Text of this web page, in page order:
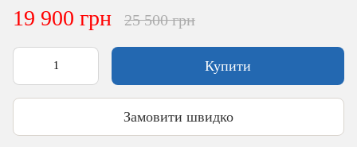
19 900 грн 25 500 грн
Купити
Замовити швидко